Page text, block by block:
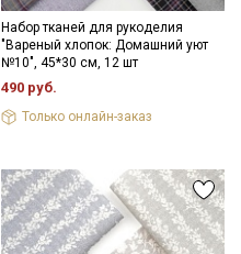
Набор тканей для рукоделия
"Вареный хлопок: Домашний уют
№10", 45*30 см, 12 шт
490 руб.
Только онлайн-заказ